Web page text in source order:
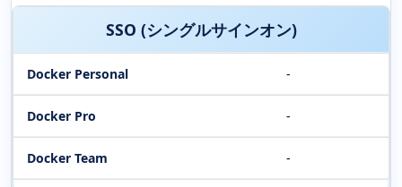
SSO (シングルサインオン)
-
-
-